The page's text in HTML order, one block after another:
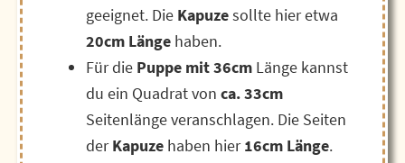
geeignet. Die Kapuzesollte hier etwa
20cm Längehaben.
Für die Puppe mit 36cmLänge kannst
du ein Quadrat von ca. 33cm
Seitenlänge veranschlagen. Die Seiten
derKapuzehaben hier16cm Länge.